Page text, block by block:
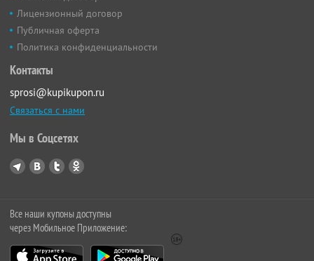
Лицензионный договор
Публичная оферта
Политика конфиденциальности
Контакты
sprosi@kupikupon.ru
Связаться с нами
Мы в Соцсетях
Все наши купоны доступны
через Мобильное Приложение: